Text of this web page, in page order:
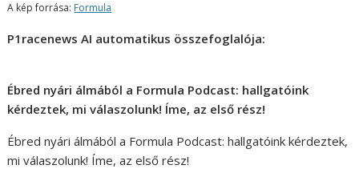
A kép forrása: Formula
P1racenews AI automatikus összefoglalója:
Ébred nyári álmából a Formula Podcast: hallgatóink
kérdeztek, mi válaszolunk! Íme, az első rész!
Ébred nyári álmából a Formula Podcast: hallgatóink kérdeztek,
mi válaszolunk! Íme, az első rész!